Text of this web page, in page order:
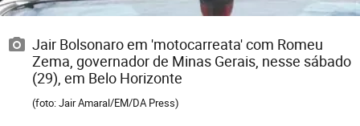
Jair Bolsonaro em 'motocarreata' com Romeu
Zema, governador de Minas Gerais, nesse sábado
(29), em Belo Horizonte
(foto: Jair Amaral/EM/DA Press)